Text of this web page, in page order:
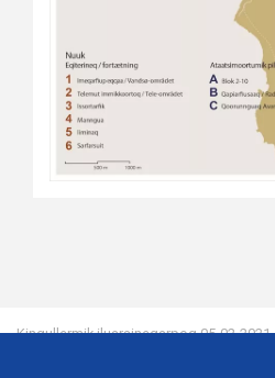
Kingullermik iluarsineqarpoq05-02-2021